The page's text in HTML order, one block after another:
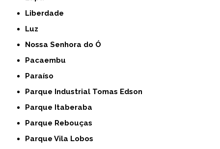
Liberdade
Luz
Nossa Senhora do Ó
Pacaembu
Paraíso
Parque Industrial Tomas Edson
Parque Itaberaba
Parque Rebouças
Parque Vila Lobos